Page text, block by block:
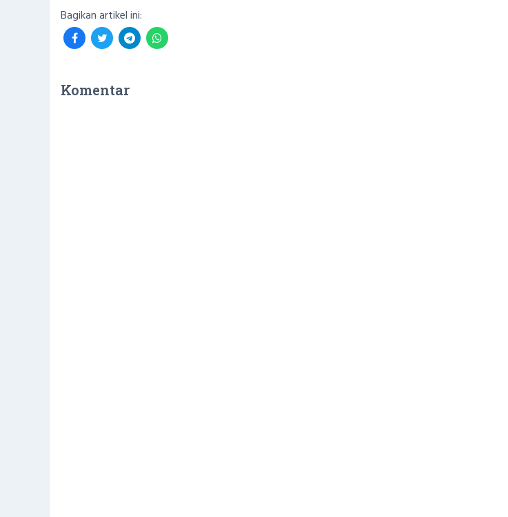
Bagikan artikel ini:
Komentar